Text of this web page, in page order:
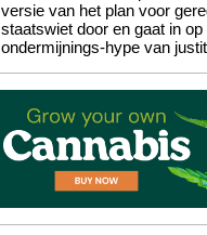
versie van het plan voor
staatswiet door en gaat in op
ondermijnings-hype van